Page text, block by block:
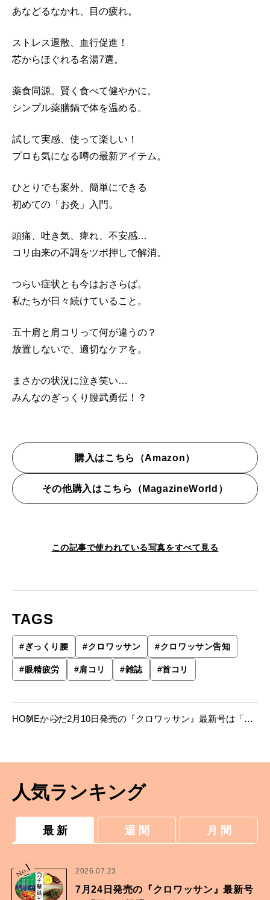
あなどるなかれ、目の疲れ。
ストレス退散、血行促進！
芯からほぐれる名湯7選。
薬食同源。賢く食べて健やかに。
シンプル薬膳鍋で体を温める。
試して実感、使って楽しい！
プロも気になる噂の最新アイテム。
ひとりでも案外、簡単にできる
初めての「お灸」入門。
頭痛、吐き気、痺れ、不安感…
コリ由来の不調をツボ押しで解消。
つらい症状とも今はおさらば。
私たちが日々続けていること。
五十肩と肩コリって何が違うの？
放置しないで、適切なケアを。
まさかの状況に泣き笑い…
みんなのぎっくり腰武勇伝！？
購入はこちら（Amazon）
その他購入はこちら（MagazineWorld）
この記事で使われている写真をすべて見る
TAGS
#ぎっくり腰 #クロワッサン #クロワッサン告知
#眼精疲労 #肩コリ #雑誌 #首コリ
HOMEからだ2月10日発売の『クロワッサン』最新号は「コ
人気ランキング
最 新 週 間 月 間
No.
1 2026.07.23
7月24日発売の『クロワッサン』最新号